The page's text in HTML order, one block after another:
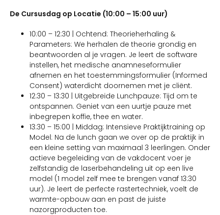
De Cursusdag op Locatie (10:00 – 15:00 uur)
10:00 – 12:30 | Ochtend: Theorieherhaling &
Parameters: We herhalen de theorie grondig en
beantwoorden al je vragen. Je leert de software
instellen, het medische anamneseformulier
afnemen en het toestemmingsformulier (Informed
Consent) waterdicht doornemen met je cliënt.
12:30 – 13:30 | Uitgebreide Lunchpauze: Tijd om te
ontspannen. Geniet van een uurtje pauze met
inbegrepen koffie, thee en water.
13:30 – 15:00 | Middag: Intensieve Praktijktraining op
Model: Na de lunch gaan we over op de praktijk in
een kleine setting van maximaal 3 leerlingen. Onder
actieve begeleiding van de vakdocent voer je
zelfstandig de laserbehandeling uit op een live
model (1 model zelf mee te brengen vanaf 13:30
uur). Je leert de perfecte rastertechniek, voelt de
warmte-opbouw aan en past de juiste
nazorgproducten toe.